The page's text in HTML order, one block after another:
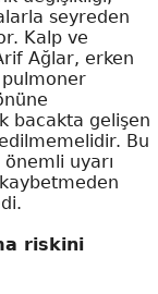
seyreden
Kalp ve
Ağlar, erken
bacakta gelişen
Bu
uyarı
riskini